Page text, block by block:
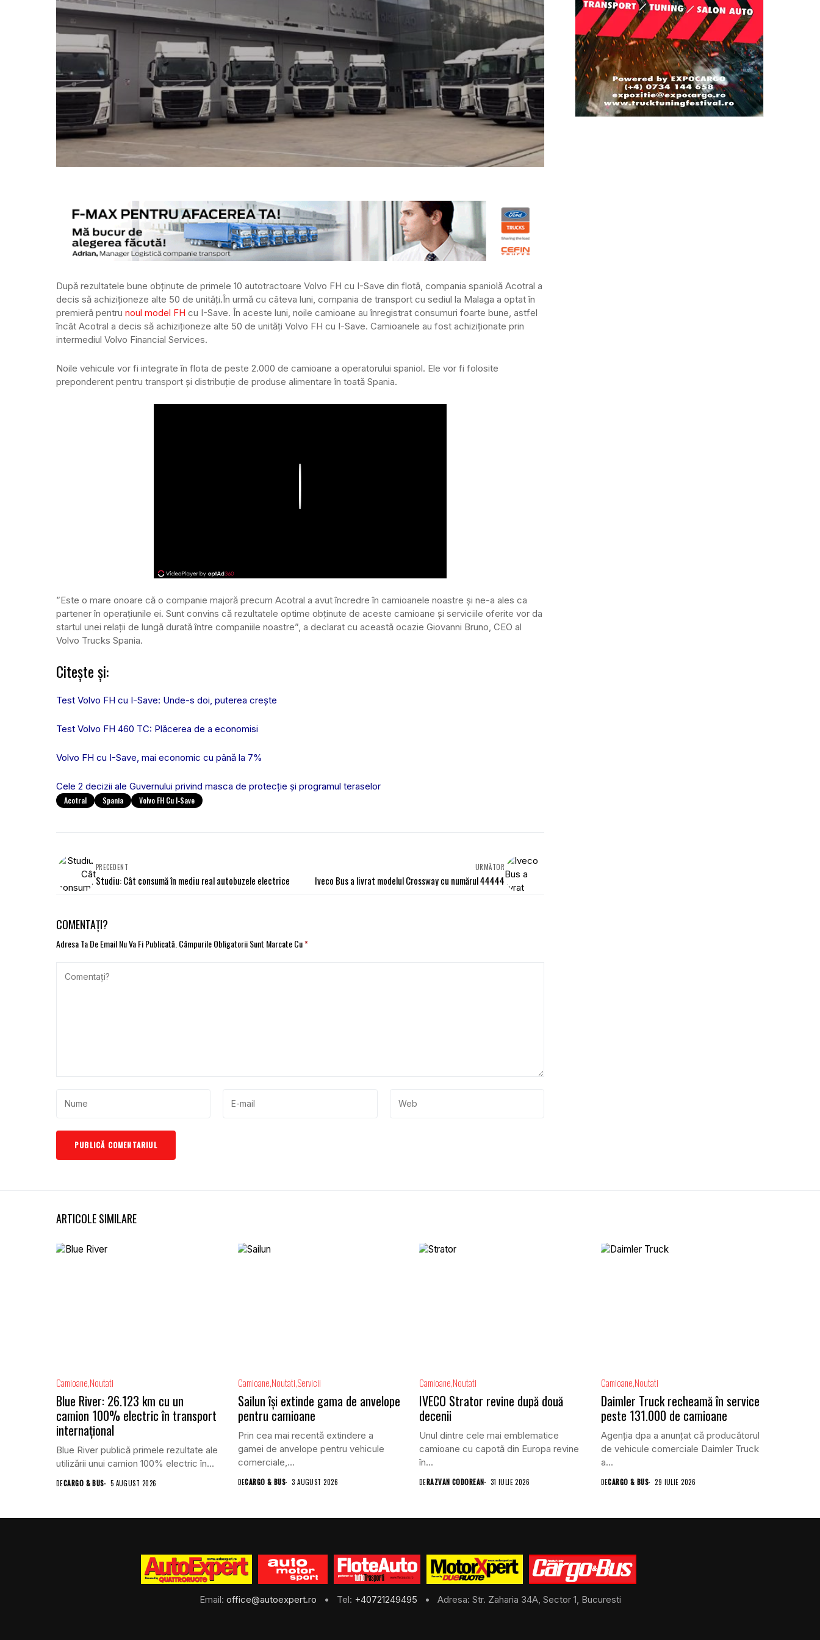
După rezultatele bune obținute de primele 10 autotractoare Volvo FH cu I-Save din flotă, compania spaniolă Acotral a
decis să achiziționeze alte 50 de unități.În urmă cu câteva luni, compania de transport cu sediul la Malaga a optat în
premieră pentru noul model FH cu I-Save. În aceste luni, noile camioane au înregistrat consumuri foarte bune, astfel
încât Acotral a decis să achiziționeze alte 50 de unități Volvo FH cu I-Save. Camioanele au fost achiziționate prin
intermediul Volvo Financial Services.
Noile vehicule vor fi integrate în flota de peste 2.000 de camioane a operatorului spaniol. Ele vor fi folosite
preponderent pentru transport și distribuție de produse alimentare în toată Spania.
”Este o mare onoare că o companie majoră precum Acotral a avut încredre în camioanele noastre și ne-a ales ca
partener în operațiunile ei. Sunt convins că rezultatele optime obținute de aceste camioane și serviciile oferite vor da
startul unei relații de lungă durată între companiile noastre”, a declarat cu această ocazie Giovanni Bruno, CEO al
Volvo Trucks Spania.
Citește și:
Test Volvo FH cu I-Save: Unde-s doi, puterea crește
Test Volvo FH 460 TC: Plăcerea de a economisi
Volvo FH cu I-Save, mai economic cu până la 7%
Cele 2 decizii ale Guvernului privind masca de protecţie şi programul teraselor
Acotral Spania Volvo FH Cu I-Save
PRECEDENT
Studiu: Cât consumă în mediu real autobuzele electrice
URMĂTOR
Iveco Bus a livrat modelul Crossway cu numărul 44444
COMENTAȚI?
Adresa Ta De Email Nu Va Fi Publicată. Câmpurile Obligatorii Sunt Marcate Cu*
ARTICOLE SIMILARE
Camioane Noutati
Blue River: 26.123 km cu un
camion 100% electric în transport
internațional
Blue River publică primele rezultate ale
utilizării unui camion 100% electric în...
DECARGO & BUS 5 AUGUST 2026
Camioane Noutati Servicii
Sailun își extinde gama de anvelope
pentru camioane
Prin cea mai recentă extindere a
gamei de anvelope pentru vehicule
comerciale,...
DECARGO & BUS 3 AUGUST 2026
Camioane Noutati
IVECO Strator revine după două
decenii
Unul dintre cele mai emblematice
camioane cu capotă din Europa revine
în...
DERAZVAN CODOREAN 31 IULIE 2026
Camioane Noutati
Daimler Truck recheamă în service
peste 131.000 de camioane
Agenția dpa a anunțat că producătorul
de vehicule comerciale Daimler Truck
a...
DECARGO & BUS 29 IULIE 2026
Email: office@autoexpert.ro • Tel: +40721249495 • Adresa: Str. Zaharia 34A, Sector 1, Bucuresti